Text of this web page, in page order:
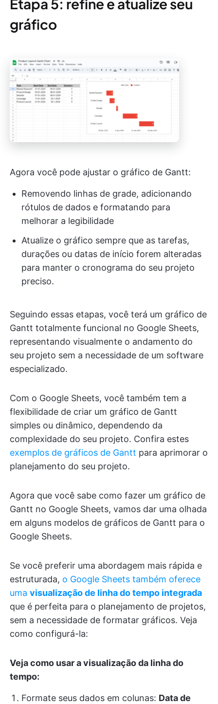
Etapa 5: refine e atualize seu
gráfico
Agora você pode ajustar o gráfico de Gantt:
Removendo linhas de grade, adicionando
rótulos de dados e formatando para
melhorar a legibilidade
Atualize o gráfico sempre que as tarefas,
durações ou datas de início forem alteradas
para manter o cronograma do seu projeto
preciso.
Seguindo essas etapas, você terá um gráfico de
Gantt totalmente funcional no Google Sheets,
representando visualmente o andamento do
seu projeto sem a necessidade de um software
especializado.
Com o Google Sheets, você também tem a
flexibilidade de criar um gráfico de Gantt
simples ou dinâmico, dependendo da
complexidade do seu projeto. Confira estes
exemplos de gráficos de Gantt para aprimorar o
planejamento do seu projeto.
Agora que você sabe como fazer um gráfico de
Gantt no Google Sheets, vamos dar uma olhada
em alguns modelos de gráficos de Gantt para o
Google Sheets.
Se você preferir uma abordagem mais rápida e
estruturada, o Google Sheets também oferece
uma visualização de linha do tempo integrada
que é perfeita para o planejamento de projetos,
sem a necessidade de formatar gráficos. Veja
como configurá-la:
Veja como usar a visualização da linha do
tempo:
Formate seus dados em colunas: Data de